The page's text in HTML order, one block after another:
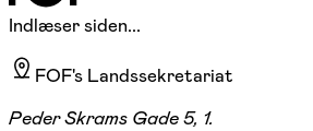
Indlæser siden...
FOF's Landssekretariat
Peder Skrams Gade 5, 1.